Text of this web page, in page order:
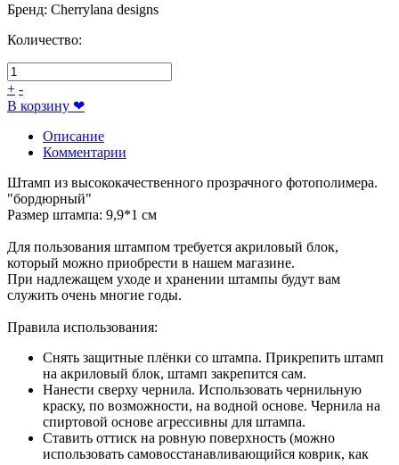
Бренд: Cherrylana designs
Количество:
+ -
В корзину ❤
Описание
Комментарии
Штамп из высококачественного прозрачного фотополимера.
"бордюрный"
Размер штампа: 9,9*1 см
Для пользования штампом требуется акриловый блок,
который можно приобрести в нашем магазине.
При надлежащем уходе и хранении штампы будут вам
служить очень многие годы.
Правила использования:
Снять защитные плёнки со штампа. Прикрепить штамп
на акриловый блок, штамп закрепится сам.
Нанести сверху чернила. Использовать чернильную
краску, по возможности, на водной основе. Чернила на
спиртовой основе агрессивны для штампа.
Ставить оттиск на ровную поверхность (можно
использовать самовосстанавливающийся коврик, как